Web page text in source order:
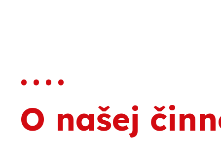
. . . .
O našej